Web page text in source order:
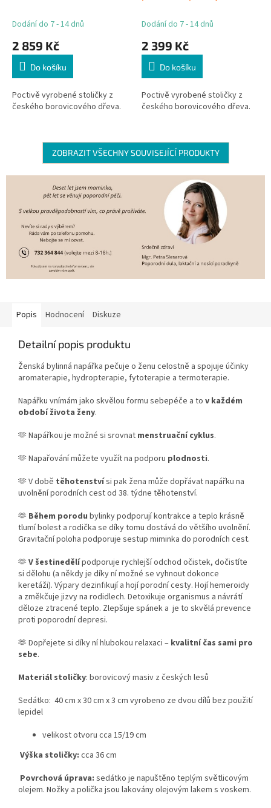
Dodání do 7 - 14 dnů
2 859 Kč
Do košíku
Poctivě vyrobené stoličky z
českého borovicového dřeva.
Dodání do 7 - 14 dnů
2 399 Kč
Do košíku
Poctivě vyrobené stoličky z
českého borovicového dřeva.
ZOBRAZIT VŠECHNY SOUVISEJÍCÍ PRODUKTY
Popis Hodnocení Diskuze
Detailní popis produktu
Ženská bylinná napářka pečuje o ženu celostně a spojuje účinky
aromaterapie, hydropterapie, fytoterapie a termoterapie.
Napářku vnímám jako skvělou formu sebepéče a to v každém
období života ženy.
🫶 Napářkou je možné si srovnat menstruační cyklus.
🫶 Napařování můžete využít na podporu plodnosti.
🫶 V době těhotenstvísi pak žena může dopřávat napářku na
uvolnění porodních cest od 38. týdne těhotenství.
🫶 Během porodu bylinky podporují kontrakce a teplo krásně
tlumí bolest a rodička se díky tomu dostává do většího uvolnění.
Gravitační poloha podporuje sestup miminka do porodních cest.
🫶 V šestinedělípodporuje rychlejší odchod očistek, dočistíte
si dělohu (a někdy je díky ní možné se vyhnout dokonce
keretáži). Výpary dezinfikují a hojí porodní cesty. Hojí hemeroidy
a změkčuje jizvy na rodidlech. Detoxikuje organismus a návrátí
děloze ztracené teplo. Zlepšuje spánek a je to skvělá prevence
proti poporodní depresi.
🫶 Dopřejete si díky ní hlubokou relaxaci – kvalitní čas sami pro
sebe.
Materiál stoličky: borovicový masiv z českých lesů
Sedátko: 40 cm x 30 cm x 3 cm vyrobeno ze dvou dílů bez použití
lepidel
velikost otvoru cca 15/19 cm
Výška stoličky: cca 36 cm
Povrchová úprava: sedátko je napuštěno teplým světlicovým
olejem. Nožky a polička jsou lakovány olejovým lakem s voskem.